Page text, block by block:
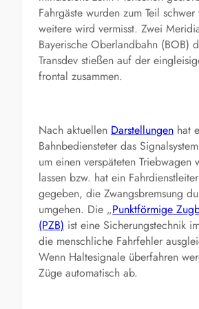
Fahrgäste wurden zum Teil
weitere wird vermisst. Zwei
Bayerische Oberlandbahn (BOB)
Transdev stießen auf der
frontal zusammen.
Nach aktuellen Darstellungen hat
Bahnbediensteter das
um einen verspäteten Triebwagen
lassen bzw. hat ein
gegeben, die Zwangsbremsung
umgehen. Die „Punktförmige
(PZB) ist eine Sicherungstechnik
die menschliche Fahrfehler
Wenn Haltesignale überfahren
Züge automatisch ab.